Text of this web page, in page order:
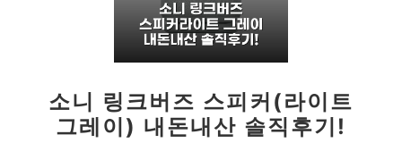
소니 링크버즈 스피커(라이트
그레이) 내돈내산 솔직후기!